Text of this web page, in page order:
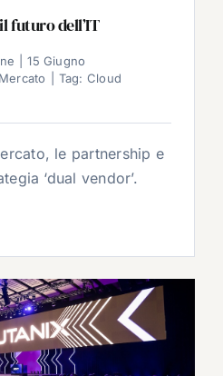
futuro dell’IT
15 Giugno
Tag: Cloud
le partnership e
‘dual vendor’.